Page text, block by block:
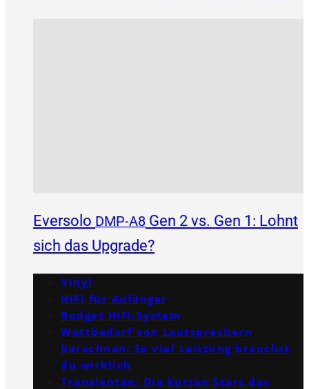
Eversolo DMP-A8 Gen 2 vs. Gen 1: Lohnt
sich das Upgrade?
Vinyl
HiFi für Anfänger
Budget HiFi-System
Wattbedarf von Lautsprechern
berechnen: So viel Leistung brauchst
du wirklich
Transienten: Die kurzen Stars des